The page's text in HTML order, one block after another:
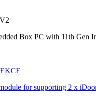
Box PC with 11th Gen
for supporting 2 x